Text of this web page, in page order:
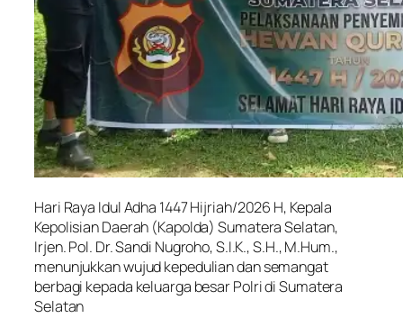
Hari Raya Idul Adha 1447 Hijriah/2026 H, Kepala
Kepolisian Daerah (Kapolda) Sumatera Selatan,
Irjen. Pol. Dr. Sandi Nugroho, S.I.K., S.H., M.Hum.,
menunjukkan wujud kepedulian dan semangat
berbagi kepada keluarga besar Polri di Sumatera
Selatan